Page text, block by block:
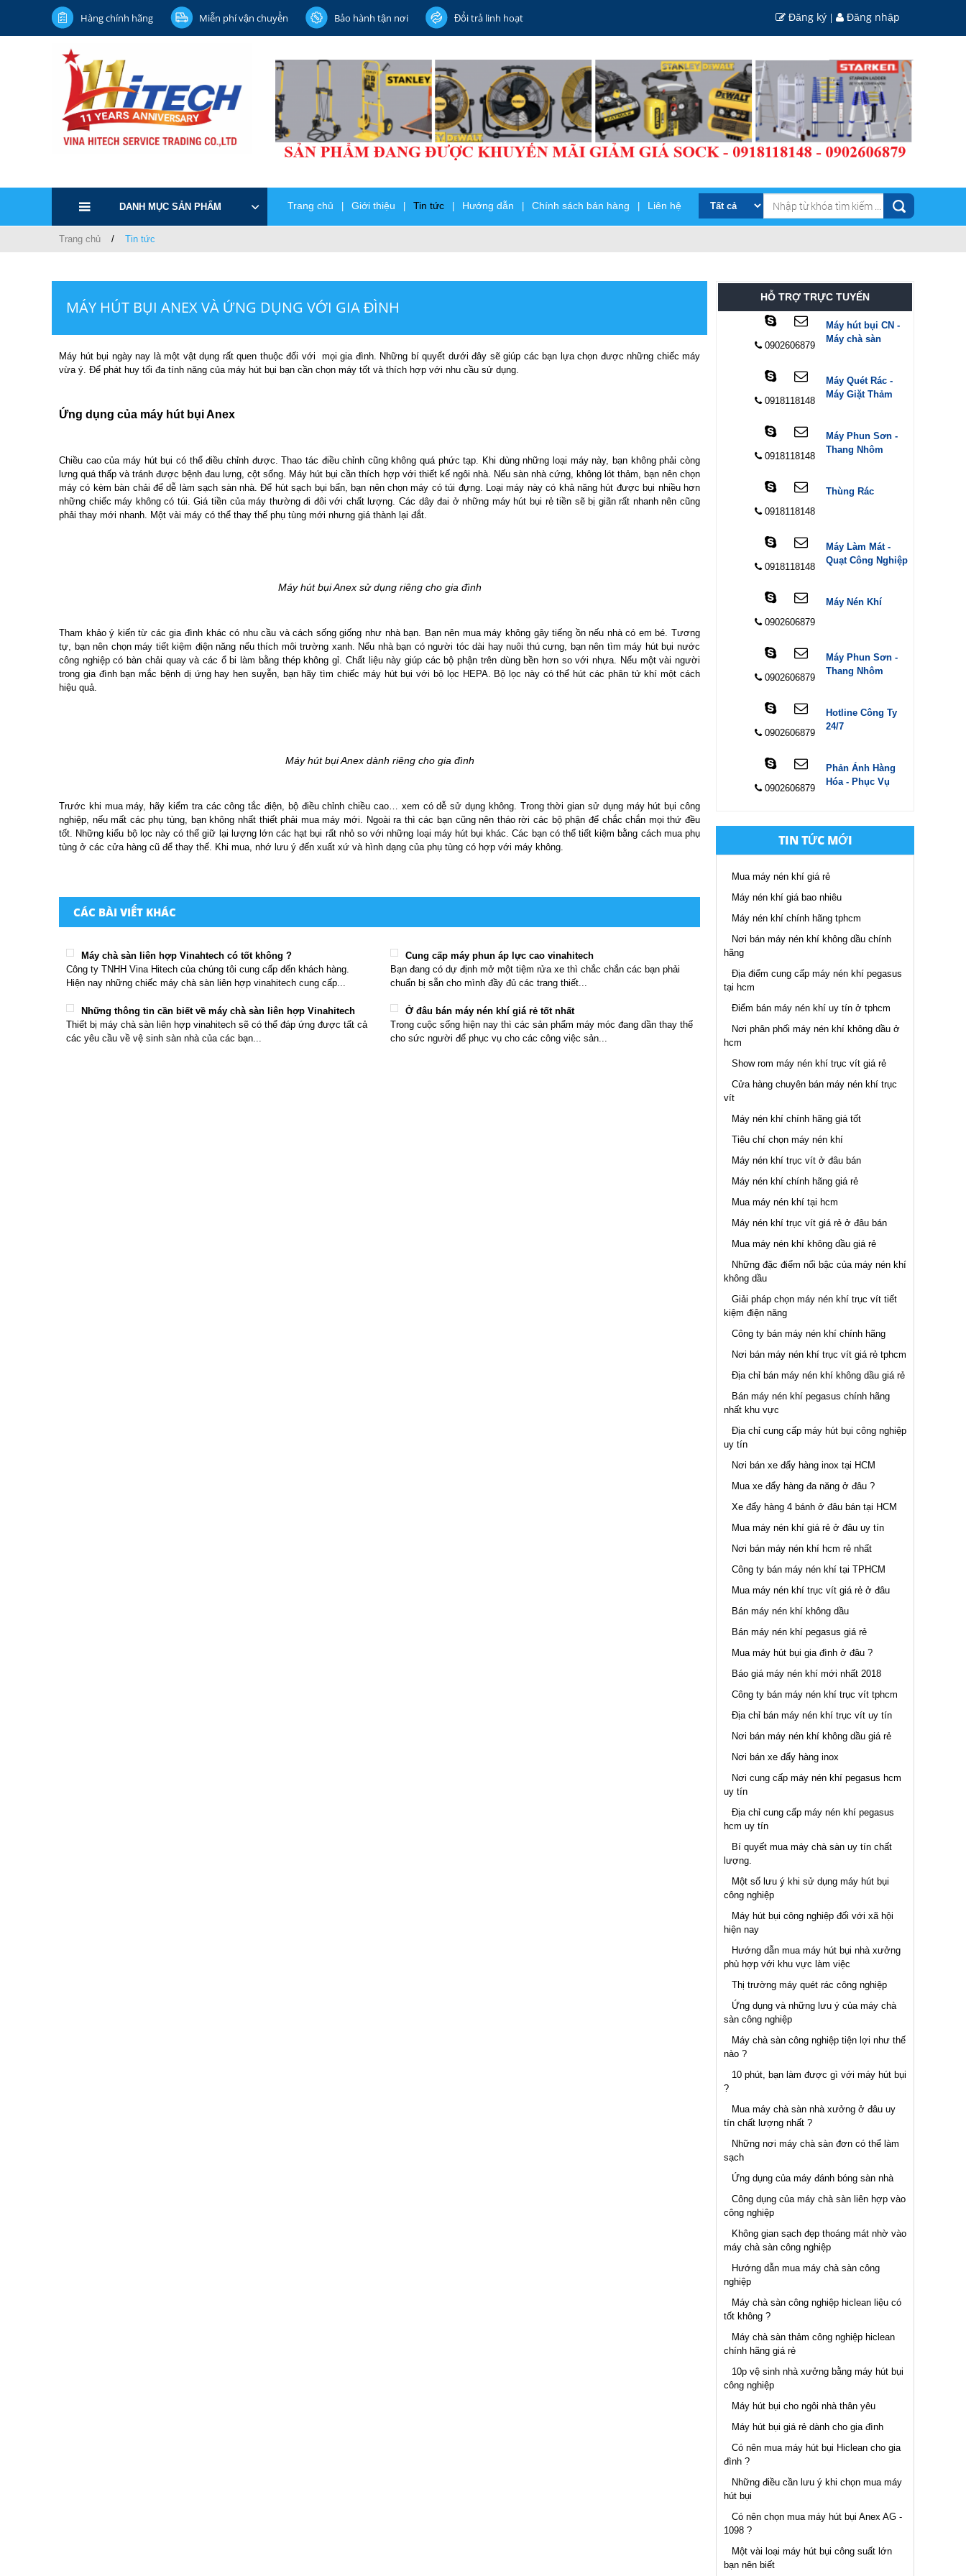
Hàng chính hãng Miễn phí vận chuyển Bảo hành tận nơi Đổi trả linh hoạt Đăng ký | Đăng nhập
DANH MỤC SẢN PHẨM Trang chủ Giới thiệu Tin tức Hướng dẫn Chính sách bán hàng Liên hệ
Trang chủ Tin tức
MÁY HÚT BỤI ANEX VÀ ỨNG DỤNG VỚI GIA ĐÌNH
Máy hút bụi ngày nay là một vật dụng rất quen thuộc đối với mọi gia đình. Những bí quyết dưới đây sẽ giúp các bạn lựa chọn được những chiếc máy
vừa ý. Để phát huy tối đa tính năng của máy hút bụi bạn cần chọn máy tốt và thích hợp với nhu cầu sử dụng.
Ứng dụng của máy hút bụi Anex
Chiều cao của máy hút bụi có thể điều chỉnh được. Thao tác điều chỉnh cũng không quá phức tạp. Khi dùng những loại máy này, bạn không phải còng
lưng quá thấp và tránh được bệnh đau lưng, cột sống. Máy hút bụi cần thích hợp với thiết kế ngôi nhà. Nếu sàn nhà cứng, không lót thảm, bạn nên chọn
máy có kèm bàn chải để dễ làm sạch sàn nhà. Để hút sạch bụi bẩn, bạn nên chọn máy có túi đựng. Loại máy này có khả năng hút được bụi nhiều hơn
những chiếc máy không có túi. Giá tiền của máy thường đi đôi với chất lượng. Các dây đai ở những máy hút bụi rẻ tiền sẽ bị giãn rất nhanh nên cũng
phải thay mới nhanh. Một vài máy có thể thay thế phụ tùng mới nhưng giá thành lại đắt.
Máy hút bụi Anex sử dụng riêng cho gia đình
Tham khảo ý kiến từ các gia đình khác có nhu cầu và cách sống giống như nhà bạn. Bạn nên mua máy không gây tiếng ồn nếu nhà có em bé. Tương
tự, bạn nên chọn máy tiết kiệm điện năng nếu thích môi trường xanh. Nếu nhà bạn có người tóc dài hay nuôi thú cưng, bạn nên tìm máy hút bụi nước
công nghiệp có bàn chải quay và các ổ bi làm bằng thép không gỉ. Chất liệu này giúp các bộ phận trên dùng bền hơn so với nhựa. Nếu một vài người
trong gia đình bạn mắc bệnh dị ứng hay hen suyễn, bạn hãy tìm chiếc máy hút bụi với bộ lọc HEPA. Bộ lọc này có thể hút các phân tử khí một cách
hiệu quả.
Máy hút bụi Anex dành riêng cho gia đình
Trước khi mua máy, hãy kiểm tra các công tắc điện, bộ điều chỉnh chiều cao… xem có dễ sử dụng không. Trong thời gian sử dụng máy hút bụi công
nghiệp, nếu mất các phụ tùng, bạn không nhất thiết phải mua máy mới. Ngoài ra thì các bạn cũng nên tháo rời các bộ phận để chắc chắn mọi thứ đều
tốt. Những kiểu bộ lọc này có thể giữ lại lượng lớn các hạt bụi rất nhỏ so với những loại máy hút bụi khác. Các bạn có thể tiết kiệm bằng cách mua phụ
tùng ở các cửa hàng cũ để thay thế. Khi mua, nhớ lưu ý đến xuất xứ và hình dạng của phụ tùng có hợp với máy không.
CÁC BÀI VIẾT KHÁC
Máy chà sàn liên hợp Vinahtech có tốt không ?
Công ty TNHH Vina Hitech của chúng tôi cung cấp đến khách hàng.
Hiện nay những chiếc máy chà sàn liên hợp vinahitech cung cấp...
Cung cấp máy phun áp lực cao vinahitech
Bạn đang có dự định mở một tiệm rửa xe thì chắc chắn các bạn phải
chuẩn bị sẵn cho mình đầy đủ các trang thiết...
Những thông tin cần biết về máy chà sàn liên hợp Vinahitech
Thiết bị máy chà sàn liên hợp vinahitech sẽ có thể đáp ứng được tất cả
các yêu cầu về vệ sinh sàn nhà của các bạn...
Ở đâu bán máy nén khí giá rẻ tốt nhất
Trong cuộc sống hiện nay thì các sản phẩm máy móc đang dần thay thế
cho sức người để phục vụ cho các công việc sản...
HỖ TRỢ TRỰC TUYẾN
0902606879
Máy hút bụi CN -
Máy chà sàn
0918118148
Máy Quét Rác -
Máy Giặt Thảm
0918118148
Máy Phun Sơn -
Thang Nhôm
0918118148
Thùng Rác
0918118148
Máy Làm Mát -
Quạt Công Nghiệp
0902606879
Máy Nén Khí
0902606879
Máy Phun Sơn -
Thang Nhôm
0902606879
Hotline Công Ty
24/7
0902606879
Phản Ánh Hàng
Hóa - Phục Vụ
TIN TỨC MỚI
Mua máy nén khí giá rẻ
Máy nén khí giá bao nhiêu
Máy nén khí chính hãng tphcm
Nơi bán máy nén khí không dầu chính
hãng
Địa điểm cung cấp máy nén khí pegasus
tại hcm
Điểm bán máy nén khí uy tín ở tphcm
Nơi phân phối máy nén khí không dầu ở
hcm
Show rom máy nén khí trục vít giá rẻ
Cửa hàng chuyên bán máy nén khí trục
vít
Máy nén khí chính hãng giá tốt
Tiêu chí chọn máy nén khí
Máy nén khí trục vít ở đâu bán
Máy nén khí chính hãng giá rẻ
Mua máy nén khí tại hcm
Máy nén khí trục vít giá rẻ ở đâu bán
Mua máy nén khí không dầu giá rẻ
Những đặc điểm nổi bậc của máy nén khí
không dầu
Giải pháp chọn máy nén khí trục vít tiết
kiệm điện năng
Công ty bán máy nén khí chính hãng
Nơi bán máy nén khí trục vít giá rẻ tphcm
Địa chỉ bán máy nén khí không dầu giá rẻ
Bán máy nén khí pegasus chính hãng
nhất khu vực
Địa chỉ cung cấp máy hút bụi công nghiệp
uy tín
Nơi bán xe đẩy hàng inox tại HCM
Mua xe đẩy hàng đa năng ở đâu ?
Xe đẩy hàng 4 bánh ở đâu bán tại HCM
Mua máy nén khí giá rẻ ở đâu uy tín
Nơi bán máy nén khí hcm rẻ nhất
Công ty bán máy nén khí tại TPHCM
Mua máy nén khí trục vít giá rẻ ở đâu
Bán máy nén khí không dầu
Bán máy nén khí pegasus giá rẻ
Mua máy hút bụi gia đình ở đâu ?
Báo giá máy nén khí mới nhất 2018
Công ty bán máy nén khí trục vít tphcm
Địa chỉ bán máy nén khí trục vít uy tín
Nơi bán máy nén khí không dầu giá rẻ
Nơi bán xe đẩy hàng inox
Nơi cung cấp máy nén khí pegasus hcm
uy tín
Địa chỉ cung cấp máy nén khí pegasus
hcm uy tín
Bí quyết mua máy chà sàn uy tín chất
lượng.
Một số lưu ý khi sử dụng máy hút bụi
công nghiệp
Máy hút bụi công nghiệp đối với xã hội
hiện nay
Hướng dẫn mua máy hút bụi nhà xưởng
phù hợp với khu vực làm việc
Thị trường máy quét rác công nghiệp
Ứng dụng và những lưu ý của máy chà
sàn công nghiệp
Máy chà sàn công nghiệp tiện lợi như thế
nào ?
10 phút, bạn làm được gì với máy hút bụi
?
Mua máy chà sàn nhà xưởng ở đâu uy
tín chất lượng nhất ?
Những nơi máy chà sàn đơn có thể làm
sạch
Ứng dụng của máy đánh bóng sàn nhà
Công dụng của máy chà sàn liên hợp vào
công nghiệp
Không gian sạch đẹp thoáng mát nhờ vào
máy chà sàn công nghiệp
Hướng dẫn mua máy chà sàn công
nghiệp
Máy chà sàn công nghiệp hiclean liệu có
tốt không ?
Máy chà sàn thảm công nghiệp hiclean
chính hãng giá rẻ
10p vệ sinh nhà xưởng bằng máy hút bụi
công nghiệp
Máy hút bụi cho ngôi nhà thân yêu
Máy hút bụi giá rẻ dành cho gia đình
Có nên mua máy hút bụi Hiclean cho gia
đình ?
Những điều cần lưu ý khi chọn mua máy
hút bụi
Có nên chọn mua máy hút bụi Anex AG -
1098 ?
Một vài loại máy hút bụi công suất lớn
bạn nên biết